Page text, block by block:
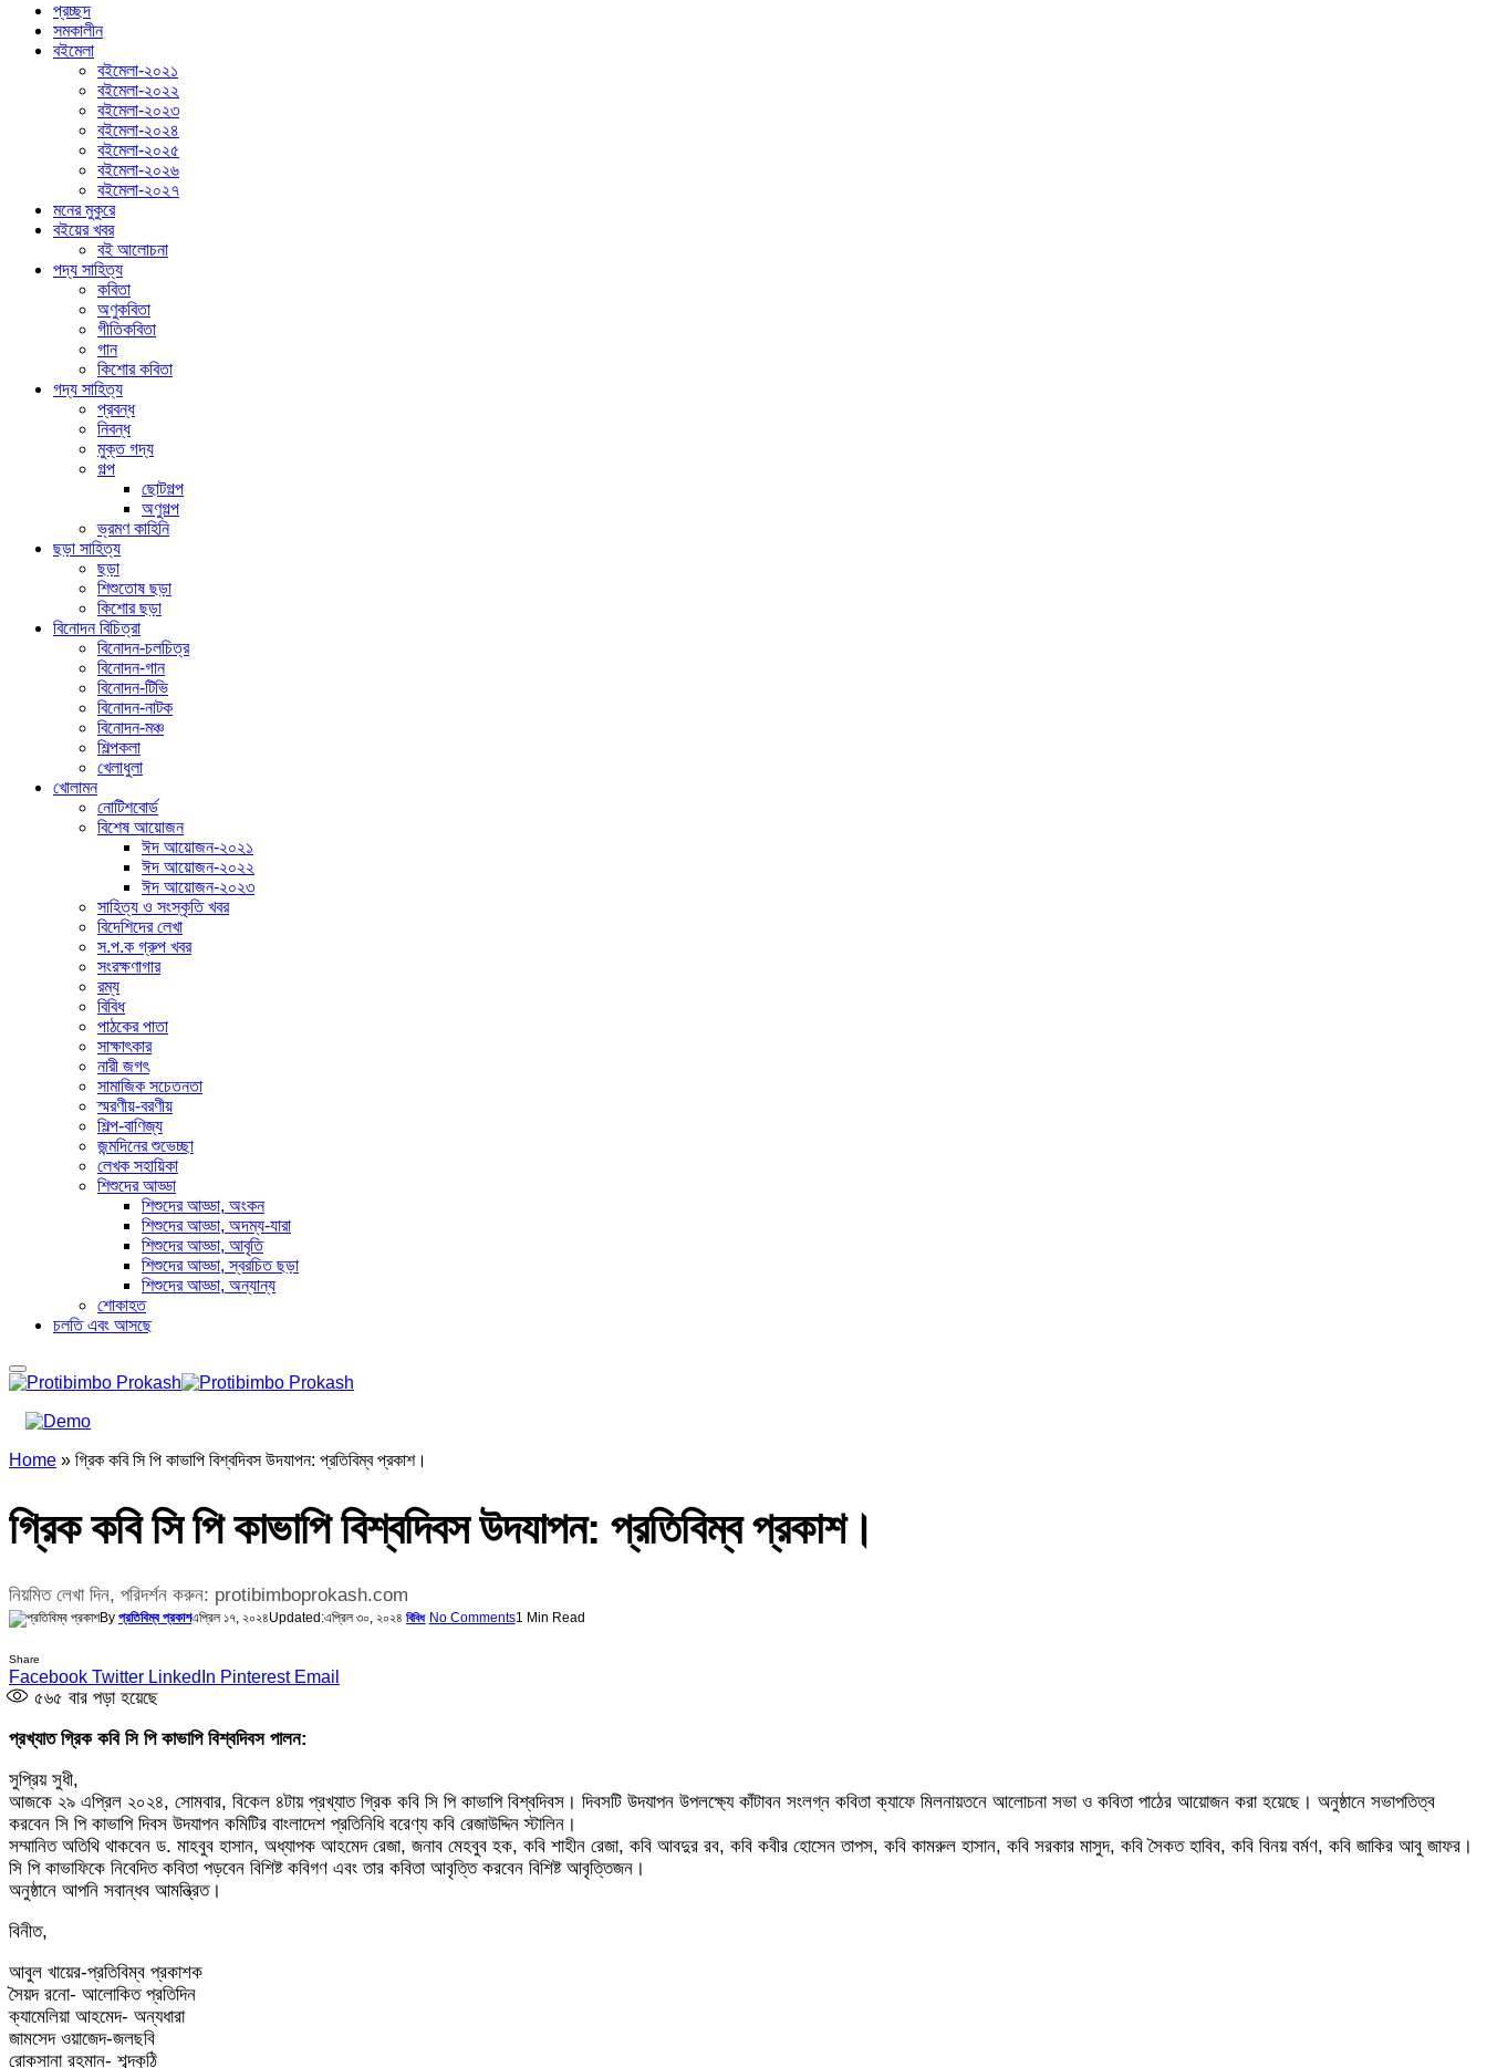
প্রচ্ছদ
সমকালীন
বইমেলা
বইমেলা-২০২১
বইমেলা-২০২২
বইমেলা-২০২৩
বইমেলা-২০২৪
বইমেলা-২০২৫
বইমেলা-২০২৬
বইমেলা-২০২৭
মনের মুকুরে
বইয়ের খবর
বই আলোচনা
পদ্য সাহিত্য
কবিতা
অণুকবিতা
গীতিকবিতা
গান
কিশোর কবিতা
গদ্য সাহিত্য
প্রবন্ধ
নিবন্ধ
মুক্ত গদ্য
গল্প
ছোটগল্প
অণুগল্প
ভ্রমণ কাহিনি
ছড়া সাহিত্য
ছড়া
শিশুতোষ ছড়া
কিশোর ছড়া
বিনোদন বিচিত্রা
বিনোদন-চলচিত্র
বিনোদন-গান
বিনোদন-টিভি
বিনোদন-নাটক
বিনোদন-মঞ্চ
শিল্পকলা
খেলাধুলা
খোলামন
নোটিশবোর্ড
বিশেষ আয়োজন
ঈদ আয়োজন-২০২১
ঈদ আয়োজন-২০২২
ঈদ আয়োজন-২০২৩
সাহিত্য ও সংস্কৃতি খবর
বিদেশিদের লেখা
স.প.ক গ্রুপ খবর
সংরক্ষণাগার
রম্য
বিবিধ
পাঠকের পাতা
সাক্ষাৎকার
নারী জগৎ
সামাজিক সচেতনতা
স্মরণীয়-বরণীয়
শিল্প-বাণিজ্য
জন্মদিনের শুভেচ্ছা
লেখক সহায়িকা
শিশুদের আড্ডা
শিশুদের আড্ডা, অংকন
শিশুদের আড্ডা, অদম্য-যারা
শিশুদের আড্ডা, আবৃতি
শিশুদের আড্ডা, স্বরচিত ছড়া
শিশুদের আড্ডা, অন্যান্য
শোকাহত
চলতি এবং আসছে
Home » গ্রিক কবি সি পি কাভাপি বিশ্বদিবস উদযাপন: প্রতিবিম্ব প্রকাশ।
গ্রিক কবি সি পি কাভাপি বিশ্বদিবস উদযাপন: প্রতিবিম্ব প্রকাশ।
নিয়মিত লেখা দিন, পরিদর্শন করুন: protibimboprokash.com
By প্রতিবিম্ব প্রকাশএপ্রিল ১৭, ২০২৪Updated:এপ্রিল ৩০, ২০২৪ বিবিধ No Comments1 Min Read
Share
Facebook Twitter LinkedIn Pinterest Email
৫৬৫ বার পড়া হয়েছে
প্রখ্যাত গ্রিক কবি সি পি কাভাপি বিশ্বদিবস পালন:
সুপ্রিয় সুধী,
আজকে ২৯ এপ্রিল ২০২৪, সোমবার, বিকেল ৪টায় প্রখ্যাত গ্রিক কবি সি পি কাভাপি বিশ্বদিবস। দিবসটি উদযাপন উপলক্ষ্যে কাঁটাবন সংলগ্ন কবিতা ক্যাফে মিলনায়তনে আলোচনা সভা ও কবিতা পাঠের আয়োজন করা হয়েছে। অনুষ্ঠানে সভাপতিত্ব
করবেন সি পি কাভাপি দিবস উদযাপন কমিটির বাংলাদেশ প্রতিনিধি বরেণ্য কবি রেজাউদ্দিন স্টালিন।
সম্মানিত অতিথি থাকবেন ড. মাহবুব হাসান, অধ্যাপক আহমেদ রেজা, জনাব মেহবুব হক, কবি শাহীন রেজা, কবি আবদুর রব, কবি কবীর হোসেন তাপস, কবি কামরুল হাসান, কবি সরকার মাসুদ, কবি সৈকত হাবিব, কবি বিনয় বর্মণ, কবি জাকির আবু জাফর।
সি পি কাভাফিকে নিবেদিত কবিতা পড়বেন বিশিষ্ট কবিগণ এবং তার কবিতা আবৃত্তি করবেন বিশিষ্ট আবৃত্তিজন।
অনুষ্ঠানে আপনি সবান্ধব আমন্ত্রিত।
বিনীত,
আবুল খায়ের-প্রতিবিম্ব প্রকাশক
সৈয়দ রনো- আলোকিত প্রতিদিন
ক্যামেলিয়া আহমেদ- অন্যধারা
জামসেদ ওয়াজেদ-জলছবি
রোকসানা রহমান- শব্দকুঠি